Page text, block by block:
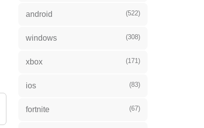
android (522)
windows (308)
xbox (171)
ios (83)
fortnite (67)